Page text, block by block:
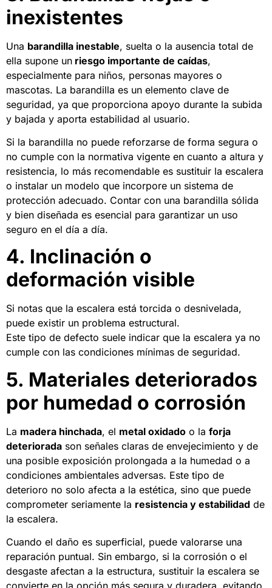
inexistentes
Una barandilla inestable, suelta o la ausencia total de
ella supone un riesgo importante de caídas,
especialmente para niños, personas mayores o
mascotas. La barandilla es un elemento clave de
seguridad, ya que proporciona apoyo durante la subida
y bajada y aporta estabilidad al usuario.
Si la barandilla no puede reforzarse de forma segura o
no cumple con la normativa vigente en cuanto a altura y
resistencia, lo más recomendable es sustituir la escalera
o instalar un modelo que incorpore un sistema de
protección adecuado. Contar con una barandilla sólida
y bien diseñada es esencial para garantizar un uso
seguro en el día a día.
4. Inclinación o
deformación visible
Si notas que la escalera está torcida o desnivelada,
puede existir un problema estructural.
Este tipo de defecto suele indicar que la escalera ya no
cumple con las condiciones mínimas de seguridad.
5. Materiales deteriorados
por humedad o corrosión
La madera hinchada, el metal oxidado o la forja
deteriorada son señales claras de envejecimiento y de
una posible exposición prolongada a la humedad o a
condiciones ambientales adversas. Este tipo de
deterioro no solo afecta a la estética, sino que puede
comprometer seriamente la resistencia y estabilidad de
la escalera.
Cuando el daño es superficial, puede valorarse una
reparación puntual. Sin embargo, si la corrosión o el
desgaste afectan a la estructura, sustituir la escalera se